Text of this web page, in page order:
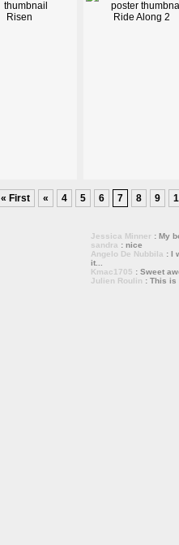
Risen Ride Along 2
« First « 4 5 6 7 8 9
Jessica Minner : My
sandra : nice
Angelo De Nubbila : I
it...
Kmac1705 : Sweet
Julien Roulin : This is